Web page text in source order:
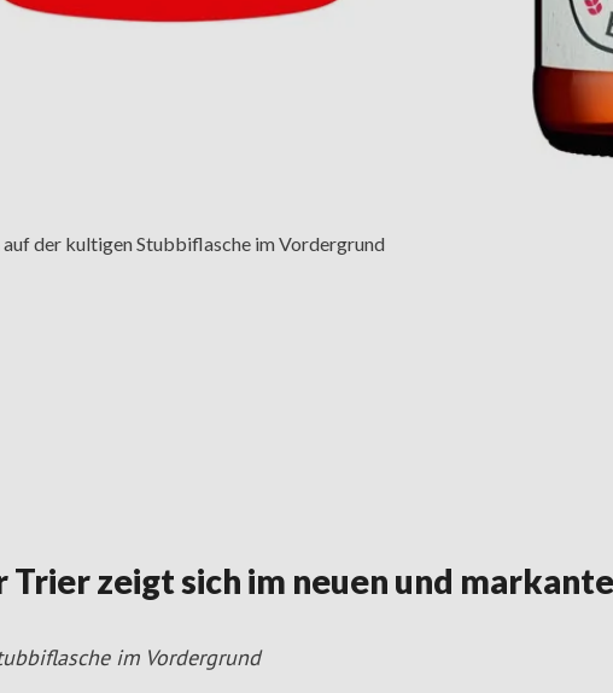
der kultigen Stubbiflasche im Vordergrund
zeigt sich im neuen und
im Vordergrund